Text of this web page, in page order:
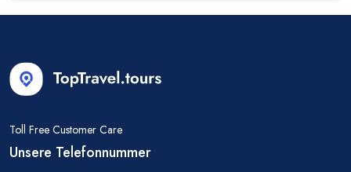
Toll Free Customer Care
Unsere Telefonnummer